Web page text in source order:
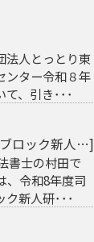
法人とっとり東
ンター令和８年
て、引き･･･
ロック新人…]
書士の村田で
、令和8年度司
ク新人研･･･